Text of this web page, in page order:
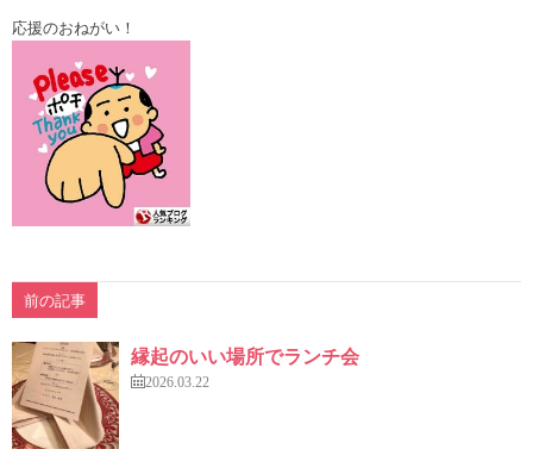
応援のおねがい！
前の記事
縁起のいい場所でランチ会
2026.03.22